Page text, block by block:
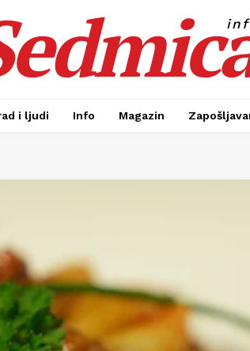
i ljudi Info Magazin